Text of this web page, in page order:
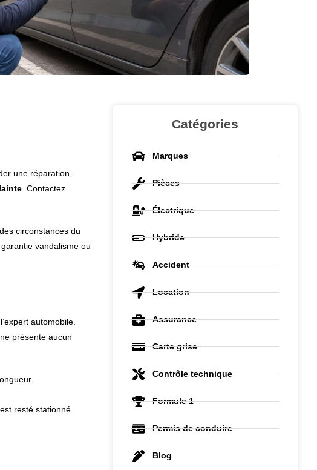
une réparation,
. Contactez
circonstances du
vandalisme ou
automobile.
présente aucun
resté stationné.
Catégories
Marques
Pièces
Électrique
Hybride
Accident
Location
Assurance
Carte grise
Contrôle technique
Formule 1
Permis de conduire
Blog